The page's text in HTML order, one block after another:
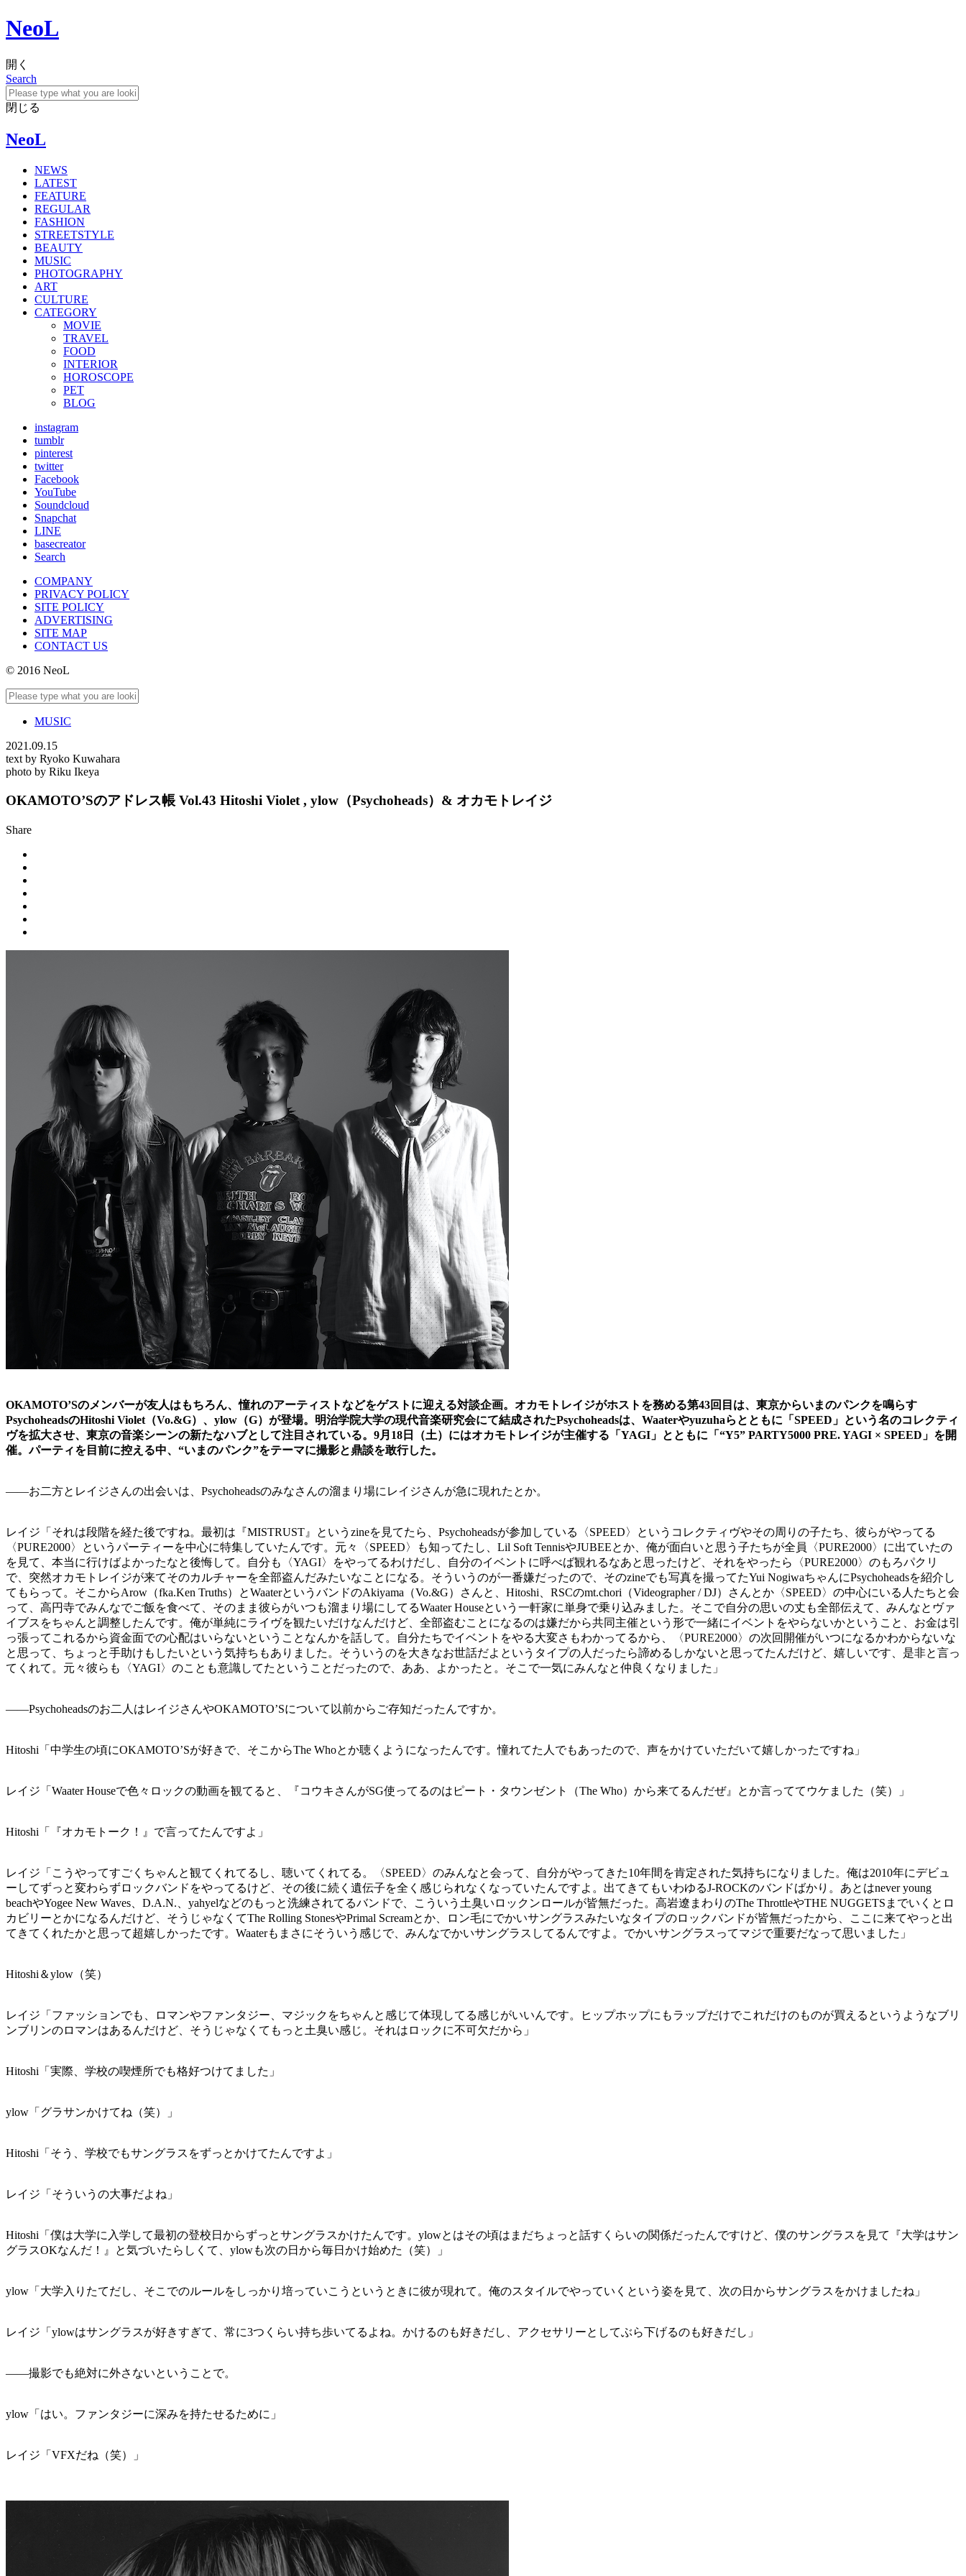
NeoL
開く
Search
閉じる
NeoL
NEWS
LATEST
FEATURE
REGULAR
FASHION
STREETSTYLE
BEAUTY
MUSIC
PHOTOGRAPHY
ART
CULTURE
CATEGORY
MOVIE
TRAVEL
FOOD
INTERIOR
HOROSCOPE
PET
BLOG
instagram
tumblr
pinterest
twitter
Facebook
YouTube
Soundcloud
Snapchat
LINE
basecreator
Search
COMPANY
PRIVACY POLICY
SITE POLICY
ADVERTISING
SITE MAP
CONTACT US
© 2016 NeoL
MUSIC
2021.09.15
text by Ryoko Kuwahara
photo by Riku Ikeya
OKAMOTO’Sのアドレス帳 Vol.43 Hitoshi Violet , ylow（Psychoheads）& オカモトレイジ
Share
OKAMOTO’Sのメンバーが友人はもちろん、憧れのアーティストなどをゲストに迎える対談企画。オカモトレイジがホストを務める第43回目は、東京からいまのパンクを鳴らす
PsychoheadsのHitoshi Violet（Vo.&G）、ylow（G）が登場。明治学院大学の現代音楽研究会にて結成されたPsychoheadsは、Waaterやyuzuhaらとともに「SPEED」という名のコレクティ
ヴを拡大させ、東京の音楽シーンの新たなハブとして注目されている。9月18日（土）にはオカモトレイジが主催する「YAGI」とともに「“Y5” PARTY5000 PRE. YAGI × SPEED」を開
催。パーティを目前に控える中、“いまのパンク”をテーマに撮影と鼎談を敢行した。
――お二方とレイジさんの出会いは、Psychoheadsのみなさんの溜まり場にレイジさんが急に現れたとか。
レイジ「それは段階を経た後ですね。最初は『MISTRUST』というzineを見てたら、Psychoheadsが参加している〈SPEED〉というコレクティヴやその周りの子たち、彼らがやってる
〈PURE2000〉というパーティーを中心に特集していたんです。元々〈SPEED〉も知ってたし、Lil Soft TennisやJUBEEとか、俺が面白いと思う子たちが全員〈PURE2000〉に出ていたの
を見て、本当に行けばよかったなと後悔して。自分も〈YAGI〉をやってるわけだし、自分のイベントに呼べば観れるなあと思ったけど、それをやったら〈PURE2000〉のもろパクリ
で、突然オカモトレイジが来てそのカルチャーを全部盗んだみたいなことになる。そういうのが一番嫌だったので、そのzineでも写真を撮ってたYui NogiwaちゃんにPsychoheadsを紹介し
てもらって。そこからArow（fka.Ken Truths）とWaaterというバンドのAkiyama（Vo.&G）さんと、Hitoshi、RSCのmt.chori（Videographer / DJ）さんとか〈SPEED〉の中心にいる人たちと会
って、高円寺でみんなでご飯を食べて、そのまま彼らがいつも溜まり場にしてるWaater Houseという一軒家に単身で乗り込みました。そこで自分の思いの丈も全部伝えて、みんなとヴァ
イブスをちゃんと調整したんです。俺が単純にライヴを観たいだけなんだけど、全部盗むことになるのは嫌だから共同主催という形で一緒にイベントをやらないかということ、お金は引
っ張ってこれるから資金面での心配はいらないということなんかを話して。自分たちでイベントをやる大変さもわかってるから、〈PURE2000〉の次回開催がいつになるかわからないな
と思って、ちょっと手助けもしたいという気持ちもありました。そういうのを大きなお世話だよというタイプの人だったら諦めるしかないと思ってたんだけど、嬉しいです、是非と言っ
てくれて。元々彼らも〈YAGI〉のことも意識してたということだったので、ああ、よかったと。そこで一気にみんなと仲良くなりました」
――Psychoheadsのお二人はレイジさんやOKAMOTO’Sについて以前からご存知だったんですか。
Hitoshi「中学生の頃にOKAMOTO’Sが好きで、そこからThe Whoとか聴くようになったんです。憧れてた人でもあったので、声をかけていただいて嬉しかったですね」
レイジ「Waater Houseで色々ロックの動画を観てると、『コウキさんがSG使ってるのはピート・タウンゼント（The Who）から来てるんだぜ』とか言っててウケました（笑）」
Hitoshi「『オカモトーク！』で言ってたんですよ」
レイジ「こうやってすごくちゃんと観てくれてるし、聴いてくれてる。〈SPEED〉のみんなと会って、自分がやってきた10年間を肯定された気持ちになりました。俺は2010年にデビュ
ーしてずっと変わらずロックバンドをやってるけど、その後に続く遺伝子を全く感じられなくなっていたんですよ。出てきてもいわゆるJ-ROCKのバンドばかり。あとはnever young
beachやYogee New Waves、D.A.N.、yahyelなどのもっと洗練されてるバンドで、こういう土臭いロックンロールが皆無だった。高岩遼まわりのThe ThrottleやTHE NUGGETSまでいくとロ
カビリーとかになるんだけど、そうじゃなくてThe Rolling StonesやPrimal Screamとか、ロン毛にでかいサングラスみたいなタイプのロックバンドが皆無だったから、ここに来てやっと出
てきてくれたかと思って超嬉しかったです。Waaterもまさにそういう感じで、みんなでかいサングラスしてるんですよ。でかいサングラスってマジで重要だなって思いました」
Hitoshi＆ylow（笑）
レイジ「ファッションでも、ロマンやファンタジー、マジックをちゃんと感じて体現してる感じがいいんです。ヒップホップにもラップだけでこれだけのものが買えるというようなブリ
ンブリンのロマンはあるんだけど、そうじゃなくてもっと土臭い感じ。それはロックに不可欠だから」
Hitoshi「実際、学校の喫煙所でも格好つけてました」
ylow「グラサンかけてね（笑）」
Hitoshi「そう、学校でもサングラスをずっとかけてたんですよ」
レイジ「そういうの大事だよね」
Hitoshi「僕は大学に入学して最初の登校日からずっとサングラスかけたんです。ylowとはその頃はまだちょっと話すくらいの関係だったんですけど、僕のサングラスを見て『大学はサン
グラスOKなんだ！』と気づいたらしくて、ylowも次の日から毎日かけ始めた（笑）」
ylow「大学入りたてだし、そこでのルールをしっかり培っていこうというときに彼が現れて。俺のスタイルでやっていくという姿を見て、次の日からサングラスをかけましたね」
レイジ「ylowはサングラスが好きすぎて、常に3つくらい持ち歩いてるよね。かけるのも好きだし、アクセサリーとしてぶら下げるのも好きだし」
――撮影でも絶対に外さないということで。
ylow「はい。ファンタジーに深みを持たせるために」
レイジ「VFXだね（笑）」